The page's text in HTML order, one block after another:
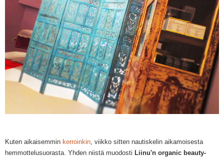
Kuten aikaisemmin kerroinkin , viikko sitten nautiskelin aikamoisesta
hemmottelusuorasta. Yhden niistä muodosti Liinu'n organic beauty-